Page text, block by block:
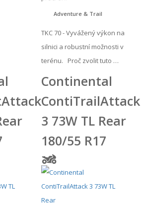
Adventure & Trail
TKC 70 - Vyvážený výkon na
silnici a robustní možnosti v
terénu. Proč zvolit tuto …
Continental
ContiTrailAttack
3 73W TL Rear
180/55 R17